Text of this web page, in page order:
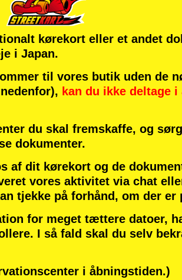
kørekort eller et andet
i Japan.
til vores butik uden de
kan du ikke deltage
du skal fremskaffe, og
dokumenter.
af dit kørekort og de
vores aktivitet via chat
tjekke på forhånd, om der er
for meget tættere datoer,
I så fald skal du selv
i åbningstiden.)